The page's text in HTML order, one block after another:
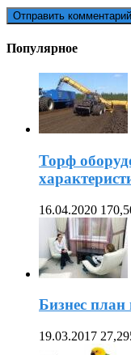
Популярное
Торф
16.04.2020
Бизнес план
19.03.2017